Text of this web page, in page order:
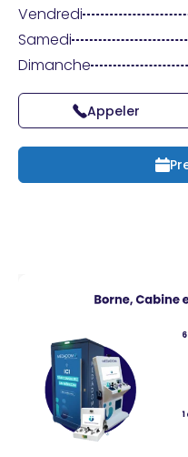
Vendredi
Samedi
Dimanche
Appeler